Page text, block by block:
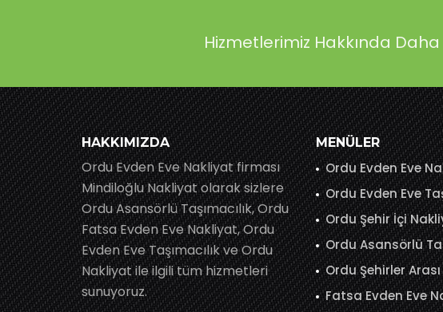
Hizmetlerimiz Hakkında
HAKKIMIZDA
Ordu Evden Eve Nakliyat firması
Mindiloğlu Nakliyat olarak sizlere
Ordu Asansörlü Taşımacılık, Ordu
Fatsa Evden Eve Nakliyat, Ordu
Evden Eve Taşımacılık ve Ordu
Nakliyat ile ilgili tüm hizmetleri
sunuyoruz.
MENÜLER
Ordu Evden Eve
Ordu Evden Eve
Ordu Şehir İçi
Ordu Asansörlü
Ordu Şehirler Arası
Fatsa Evden Eve